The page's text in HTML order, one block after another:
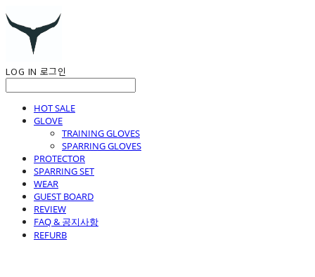
LOG IN 로그인
HOT SALE
GLOVE
TRAINING GLOVES
SPARRING GLOVES
PROTECTOR
SPARRING SET
WEAR
GUEST BOARD
REVIEW
FAQ & 공지사항
REFURB